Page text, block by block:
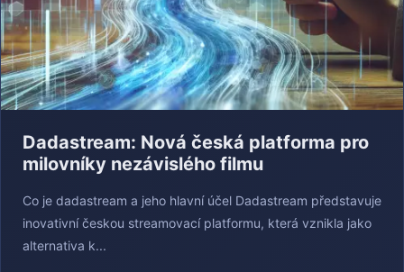
Dadastream: Nová česká platforma pro
milovníky nezávislého filmu
Co je dadastream a jeho hlavní účel Dadastream představuje
inovativní českou streamovací platformu, která vznikla jako
alternativa k...